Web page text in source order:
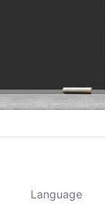
Language